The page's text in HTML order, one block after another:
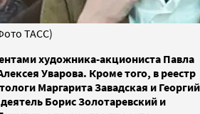
ТАСС)
художника-акциониста Павла
Уварова. Кроме того, в реестр
Маргарита Завадская и Георгий
Борис Золотаревский и